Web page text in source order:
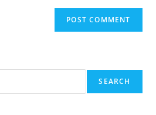
SEARCH